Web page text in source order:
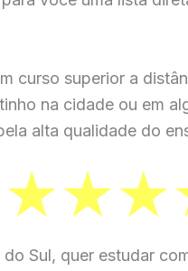
curso superior a
na cidade ou em
alta qualidade do
Sul, quer estudar